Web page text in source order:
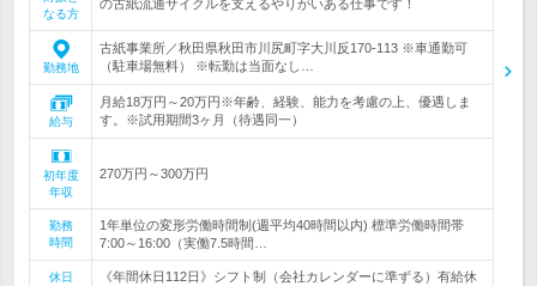
なる方
の古紙流通サイクルを支えるやりがいある仕事です！
勤務地
古紙事業所／秋田県秋田市川尻町字大川反170-113 ※車通勤可
（駐車場無料） ※転勤は当面なし…
給与
月給18万円～20万円※年齢、経験、能力を考慮の上、優遇しま
す。※試用期間3ヶ月（待遇同一）
初年度
年収
270万円～300万円
勤務
時間
1年単位の変形労働時間制(週平均40時間以内) 標準労働時間帯
7:00～16:00（実働7.5時間…
休日
《年間休日112日》シフト制（会社カレンダーに準ずる）有給休